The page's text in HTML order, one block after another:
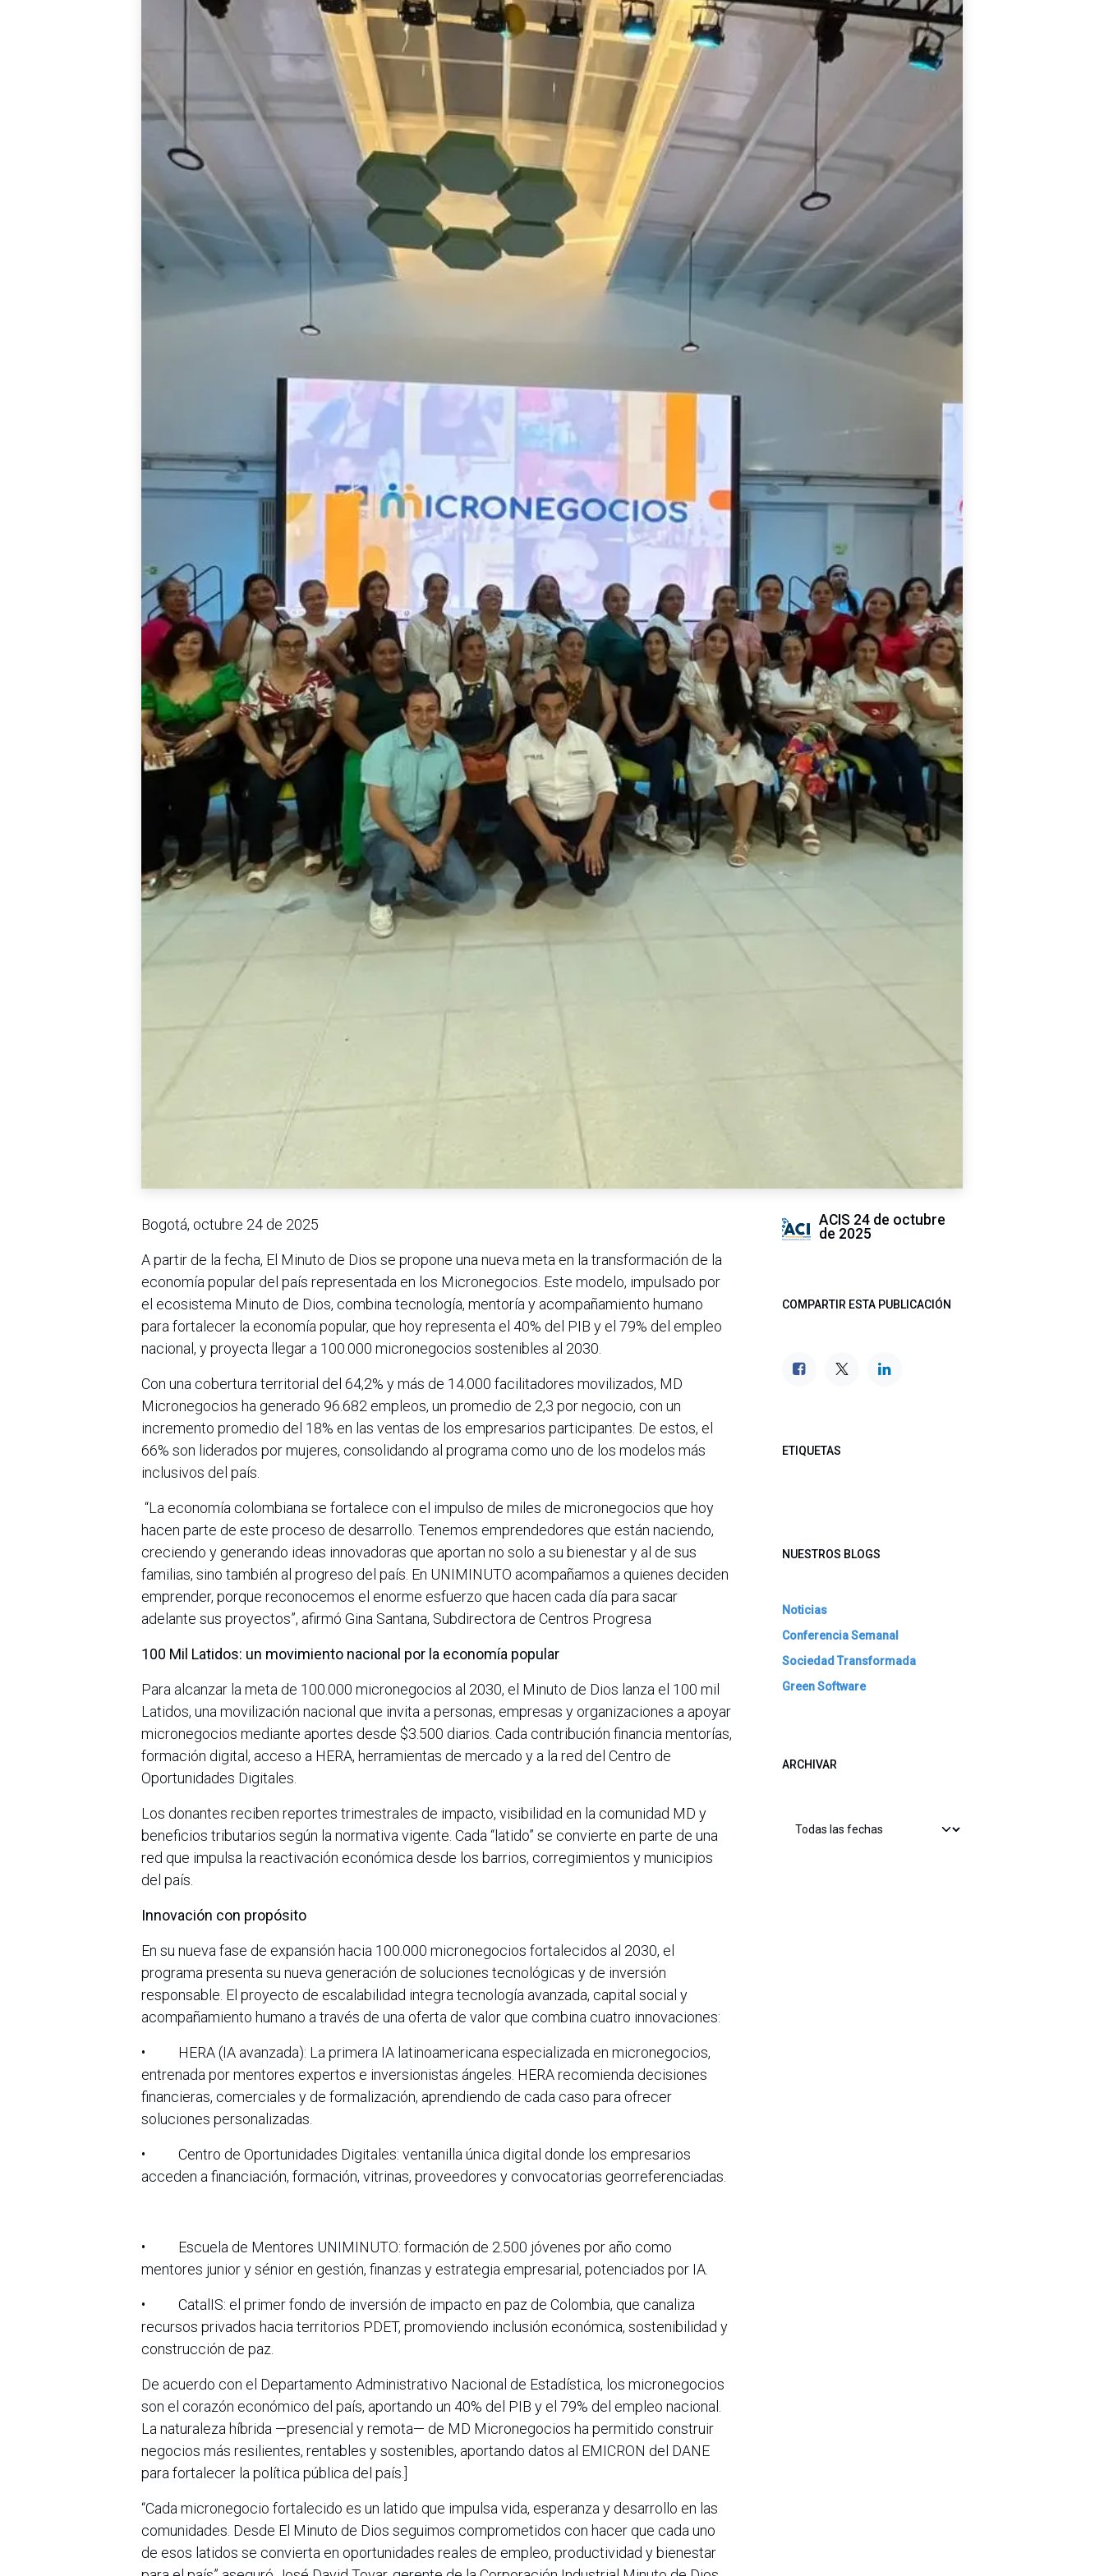
Bogotá, octubre 24 de 2025
A partir de la fecha, El Minuto de Dios se propone una nueva meta en la transformación de la
economía popular del país representada en los Micronegocios. Este modelo, impulsado por
el ecosistema Minuto de Dios, combina tecnología, mentoría y acompañamiento humano
para fortalecer la economía popular, que hoy representa el 40% del PIB y el 79% del empleo
nacional, y proyecta llegar a 100.000 micronegocios sostenibles al 2030.
Con una cobertura territorial del 64,2% y más de 14.000 facilitadores movilizados, MD
Micronegocios ha generado 96.682 empleos, un promedio de 2,3 por negocio, con un
incremento promedio del 18% en las ventas de los empresarios participantes. De estos, el
66% son liderados por mujeres, consolidando al programa como uno de los modelos más
inclusivos del país.
“La economía colombiana se fortalece con el impulso de miles de micronegocios que hoy
hacen parte de este proceso de desarrollo. Tenemos emprendedores que están naciendo,
creciendo y generando ideas innovadoras que aportan no solo a su bienestar y al de sus
familias, sino también al progreso del país. En UNIMINUTO acompañamos a quienes deciden
emprender, porque reconocemos el enorme esfuerzo que hacen cada día para sacar
adelante sus proyectos”, afirmó Gina Santana, Subdirectora de Centros Progresa
100 Mil Latidos: un movimiento nacional por la economía popular
Para alcanzar la meta de 100.000 micronegocios al 2030, el Minuto de Dios lanza el 100 mil
Latidos, una movilización nacional que invita a personas, empresas y organizaciones a apoyar
micronegocios mediante aportes desde $3.500 diarios. Cada contribución financia mentorías,
formación digital, acceso a HERA, herramientas de mercado y a la red del Centro de
Oportunidades Digitales.
Los donantes reciben reportes trimestrales de impacto, visibilidad en la comunidad MD y
beneficios tributarios según la normativa vigente. Cada “latido” se convierte en parte de una
red que impulsa la reactivación económica desde los barrios, corregimientos y municipios
del país.
Innovación con propósito
En su nueva fase de expansión hacia 100.000 micronegocios fortalecidos al 2030, el
programa presenta su nueva generación de soluciones tecnológicas y de inversión
responsable. El proyecto de escalabilidad integra tecnología avanzada, capital social y
acompañamiento humano a través de una oferta de valor que combina cuatro innovaciones:
• HERA (IA avanzada): La primera IA latinoamericana especializada en micronegocios,
entrenada por mentores expertos e inversionistas ángeles. HERA recomienda decisiones
financieras, comerciales y de formalización, aprendiendo de cada caso para ofrecer
soluciones personalizadas.
• Centro de Oportunidades Digitales: ventanilla única digital donde los empresarios
acceden a financiación, formación, vitrinas, proveedores y convocatorias georreferenciadas.
• Escuela de Mentores UNIMINUTO: formación de 2.500 jóvenes por año como
mentores junior y sénior en gestión, finanzas y estrategia empresarial, potenciados por IA.
• CatalIS: el primer fondo de inversión de impacto en paz de Colombia, que canaliza
recursos privados hacia territorios PDET, promoviendo inclusión económica, sostenibilidad y
construcción de paz.
De acuerdo con el Departamento Administrativo Nacional de Estadística, los micronegocios
son el corazón económico del país, aportando un 40% del PIB y el 79% del empleo nacional.
La naturaleza híbrida —presencial y remota— de MD Micronegocios ha permitido construir
negocios más resilientes, rentables y sostenibles, aportando datos al EMICRON del DANE
para fortalecer la política pública del país.]
“Cada micronegocio fortalecido es un latido que impulsa vida, esperanza y desarrollo en las
comunidades. Desde El Minuto de Dios seguimos comprometidos con hacer que cada uno
de esos latidos se convierta en oportunidades reales de empleo, productividad y bienestar
ACIS 24 de octubre
de 2025
COMPARTIR ESTA PUBLICACIÓN
ETIQUETAS
NUESTROS BLOGS
Noticias
Conferencia Semanal
Sociedad Transformada
Green Software
ARCHIVAR